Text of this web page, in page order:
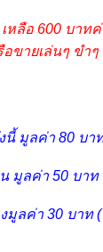
หลือ 600 บาท
อขายเล่นๆ ขำ
นี้ มูลค่า 80 บา
น มูลค่า 50 บา
มูลค่า 30 บาท